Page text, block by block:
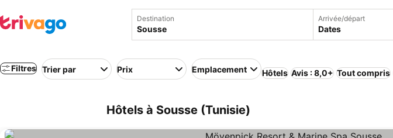
Destination Arrivée/départ
Dates
Filtres Trier par Prix Emplacement Hôtels Avis : 8,0+ Tout compris
Hôtels à Sousse (Tunisie)